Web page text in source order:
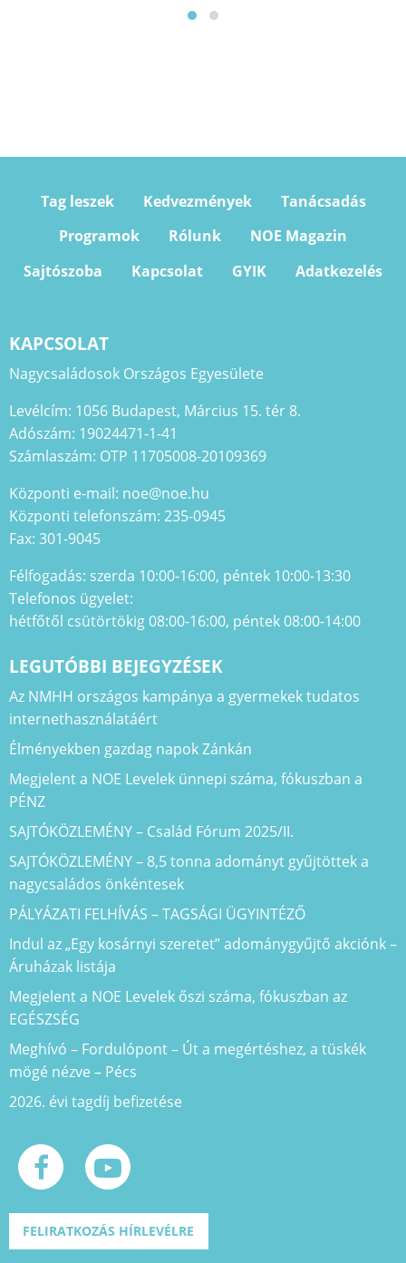
Tag leszek Kedvezmények
Tanácsadás
Programok
Rólunk
NOE Magazin
Sajtószoba
Kapcsolat GYIK Adatkezelés
KAPCSOLAT
Nagycsaládosok Országos Egyesülete
Levélcím: 1056 Budapest, Március 15. tér 8.
Adószám: 19024471-1-41
Számlaszám: OTP 11705008-20109369
Központi e-mail: noe@noe.hu
Központi telefonszám: 235-0945
Fax: 301-9045
Félfogadás: szerda 10:00-16:00, péntek 10:00-13:30
Telefonos ügyelet:
hétfőtől csütörtökig 08:00-16:00, péntek 08:00-14:00
LEGUTÓBBI BEJEGYZÉSEK
Az NMHH országos kampánya a gyermekek tudatos
internethasználatáért
Élményekben gazdag napok Zánkán
Megjelent a NOE Levelek ünnepi száma, fókuszban a
PÉNZ
SAJTÓKÖZLEMÉNY – Család Fórum 2025/II.
SAJTÓKÖZLEMÉNY – 8,5 tonna adományt gyűjtöttek a
nagycsaládos önkéntesek
PÁLYÁZATI FELHÍVÁS – TAGSÁGI ÜGYINTÉZŐ
Indul az „Egy kosárnyi szeretet” adománygyűjtő akciónk –
Áruházak listája
Megjelent a NOE Levelek őszi száma, fókuszban az
EGÉSZSÉG
Meghívó – Fordulópont – Út a megértéshez, a tüskék
mögé nézve – Pécs
2026. évi tagdíj befizetése
FELIRATKOZÁS HÍRLEVÉLRE